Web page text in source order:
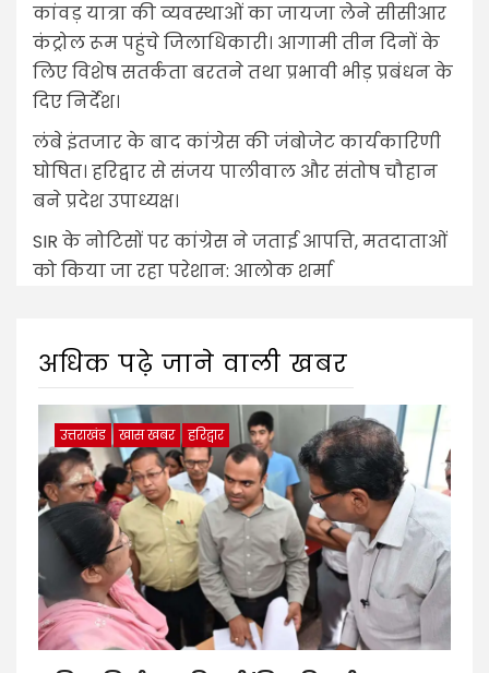
कांवड़ यात्रा की व्यवस्थाओं का जायजा लेने सीसीआर
कंट्रोल रूम पहुंचे जिलाधिकारी। आगामी तीन दिनों के
लिए विशेष सतर्कता बरतने तथा प्रभावी भीड़ प्रबंधन के
दिए निर्देश।
लंबे इंतजार के बाद कांग्रेस की जंबोजेट कार्यकारिणी
घोषित। हरिद्वार से संजय पालीवाल और संतोष चौहान
बने प्रदेश उपाध्यक्ष।
SIR के नोटिसों पर कांग्रेस ने जताई आपत्ति, मतदाताओं
को किया जा रहा परेशान: आलोक शर्मा
अधिक पढ़े जाने वाली खबर
उत्तराखंड खास खबर हरिद्वार